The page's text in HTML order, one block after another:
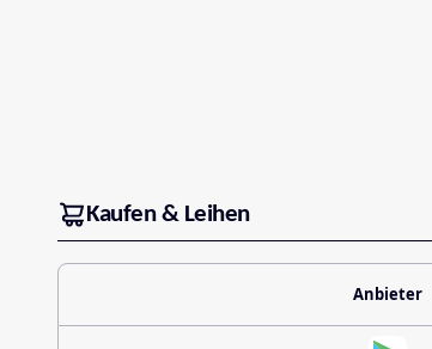
Kaufen & Leihen
Anbieter